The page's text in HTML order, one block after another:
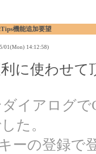
機能追加要望
01(Mon) 14:12:58)
に使わせて
イアログ
た。
ーの登録で